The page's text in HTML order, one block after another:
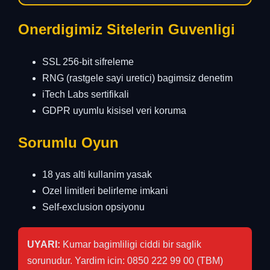
Onerdigimiz Sitelerin Guvenligi
SSL 256-bit sifreleme
RNG (rastgele sayi uretici) bagimsiz denetim
iTech Labs sertifikali
GDPR uyumlu kisisel veri koruma
Sorumlu Oyun
18 yas alti kullanim yasak
Ozel limitleri belirleme imkani
Self-exclusion opsiyonu
UYARI: Kumar bagimliligi ciddi bir saglik
sorunudur. Yardim icin: 0850 222 99 00 (TBM)